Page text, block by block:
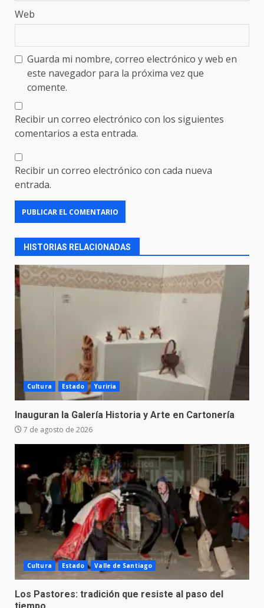
Web
Guarda mi nombre, correo electrónico y web en
este navegador para la próxima vez que
comente.
Recibir un correo electrónico con los siguientes
comentarios a esta entrada.
Recibir un correo electrónico con cada nueva
entrada.
HISTORIAS RELACIONADAS
Cultura Estado Yuriria
Inauguran la Galería Historia y Arte en Cartonería
7 de agosto de 2026
Cultura Estado Valle de Santiago
Los Pastores: tradición que resiste al paso del